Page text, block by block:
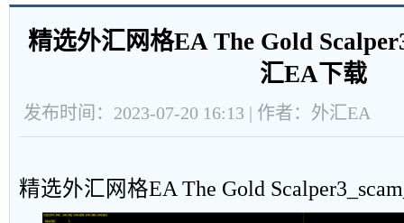
载 内容
精选外汇网格EA The Gold
汇EA下载
发布时间：2023-07-20 16:13 | 作者：外汇EA
精选外汇网格EA The Gold